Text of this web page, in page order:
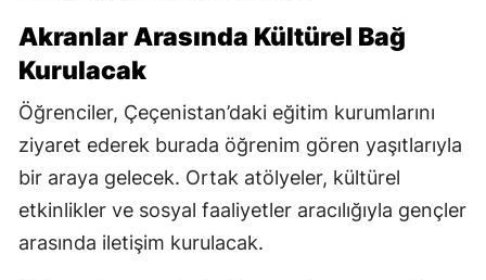
Akranlar Arasında Kültürel Bağ
Kurulacak
Öğrenciler, Çeçenistan’daki eğitim kurumlarını
ziyaret ederek burada öğrenim gören yaşıtlarıyla
bir araya gelecek. Ortak atölyeler, kültürel
etkinlikler ve sosyal faaliyetler aracılığıyla gençler
arasında iletişim kurulacak.